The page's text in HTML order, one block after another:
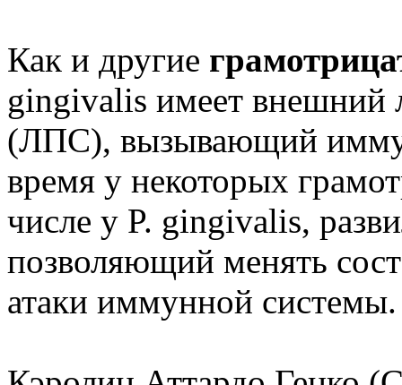
Как и другие
gingivalis имеет внешний
(ЛПС), вызывающий
время у некоторых
числе у P. gingivalis,
позволяющий менять
атаки иммунной системы.